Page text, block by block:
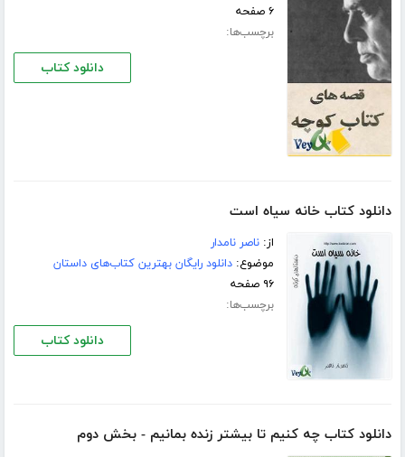
۶ صفحه
برچسب‌ها:
دانلود کتاب
دانلود کتاب خانه سیاه است
از:ناصر نامدار
موضوع:دانلود رایگان بهترین کتاب‌های داستان
۹۶ صفحه
برچسب‌ها:
دانلود کتاب
دانلود کتاب چه کنیم تا بیشتر زنده بمانیم - بخش دوم